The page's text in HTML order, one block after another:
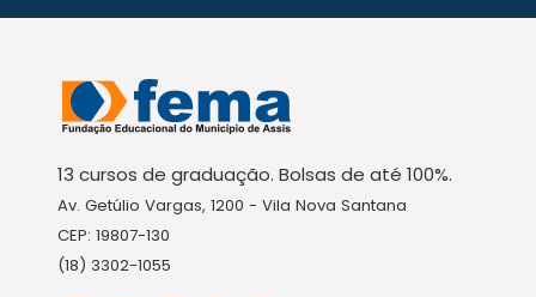
13 cursos de graduação. Bolsas de até 100%.
Av. Getúlio Vargas, 1200 - Vila Nova Santana
CEP: 19807-130
(18) 3302-1055